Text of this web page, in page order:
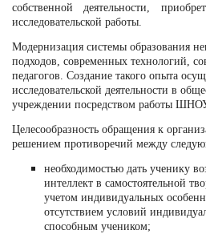
собственной деятельности,
исследовательской работы.
Модернизация системы образования
подходов, современных технологий,
педагогов. Создание такого опыта
исследовательской деятельности в
учреждении посредством работы
Целесообразность обращения к
решением противоречий между
необходимостью дать ученику
интеллект в самостоятельной
учетом индивидуальных
отсутствием условий
способным учеником;